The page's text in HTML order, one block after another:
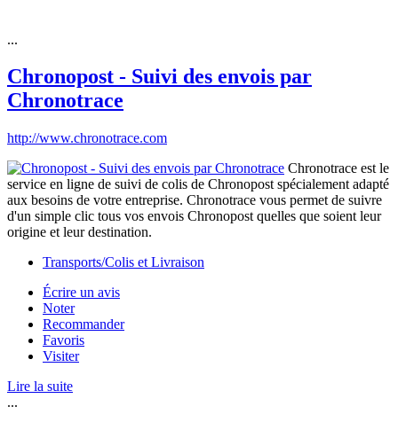
...
Chronopost - Suivi des envois par
Chronotrace
http://www.chronotrace.com
Chronotrace est le
service en ligne de suivi de colis de Chronopost spécialement adapté
aux besoins de votre entreprise. Chronotrace vous permet de suivre
d'un simple clic tous vos envois Chronopost quelles que soient leur
origine et leur destination.
Transports/Colis et Livraison
Écrire un avis
Noter
Recommander
Favoris
Visiter
Lire la suite
...